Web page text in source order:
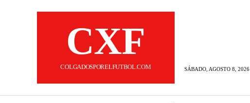
CXF
COLGADOSPORELFUTBOL.COM SÁBADO, AGOSTO 8, 2026